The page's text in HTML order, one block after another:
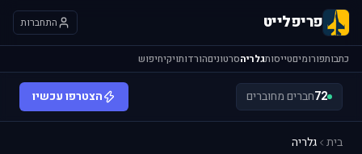
פריפלייט התחברות
כתבותפורומיםטייסותגלריהסרטוניםהורדותויקיחיפוש
72חברים מחוברים הצטרפו עכשיו
בית גלריה